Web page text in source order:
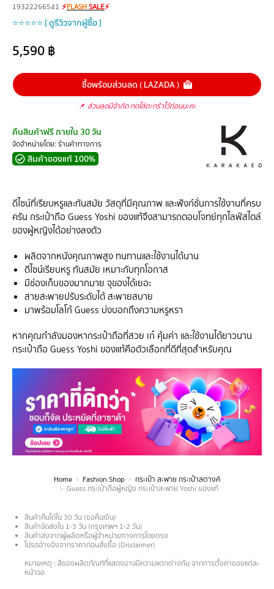
19322266541 ⚡FLASHSALE⚡
⭐⭐⭐⭐⭐ [ ดูรีวิวจากผู้ซื้อ ]
5,590฿
ซื้อพร้อมส่วนลด ( LAZADA )
📌 ส่วนลดมีจำกัด กดใส่ตะกร้าไว้ก่อนนะคะ
คืนสินค้าฟรี ภายใน 30 วัน
จัดจำหน่ายโดย: ร้านค้าทางการ
สินค้าของแท้ 100%
ดีไซน์ที่เรียบหรูและทันสมัย วัสดุที่มีคุณภาพ และฟังก์ชั่นการใช้งานที่ครบ
ครัน กระเป๋าถือ Guess Yoshi ของแท้จึงสามารถตอบโจทย์ทุกไลฟ์สไตล์
ของผู้หญิงได้อย่างลงตัว
ผลิตจากหนังคุณภาพสูง ทนทานและใช้งานได้นาน
ดีไซน์เรียบหรู ทันสมัย เหมาะกับทุกโอกาส
มีช่องเก็บของมากมาย จุของได้เยอะ
สายสะพายปรับระดับได้ สะพายสบาย
มาพร้อมโลโก้ Guess บ่งบอกถึงความหรูหรา
หากคุณกำลังมองหากระเป๋าถือที่สวย เก๋ คุ้มค่า และใช้งานได้ยาวนาน
กระเป๋าถือ Guess Yoshi ของแท้คือตัวเลือกที่ดีที่สุดสำหรับคุณ
You are here:
Home Fashion Shop
กระเป๋า สะพาย กระเป๋าสตางค์
Guess กระเป๋าถือผู้หญิง กระเป๋าสะพาย Yoshi ของแท้
สินค้าคืนได้ใน 30 วัน (ขอคืนเงิน)
สินค้าจัดส่งใน 1-3 วัน (กรุงเทพฯ 1-2 วัน)
สินค้าส่งจากผู้ผลิตหรือผู้จำหน่ายทางการโดยตรง
โปรดอ้างอิงจากราคาก่อนสั่งซื้อ (Disclaimer)
หมายเหตุ : สีของผลิตภัณฑ์ที่แสดงอาจมีความแตกต่างกัน จากการตั้งค่าของแต่ละ
หน้าจอ